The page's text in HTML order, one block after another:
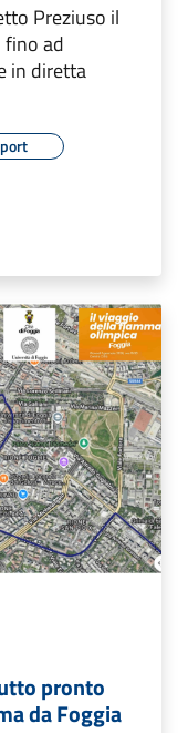
Preziuso il
fino ad
in diretta
pronto
da Foggia